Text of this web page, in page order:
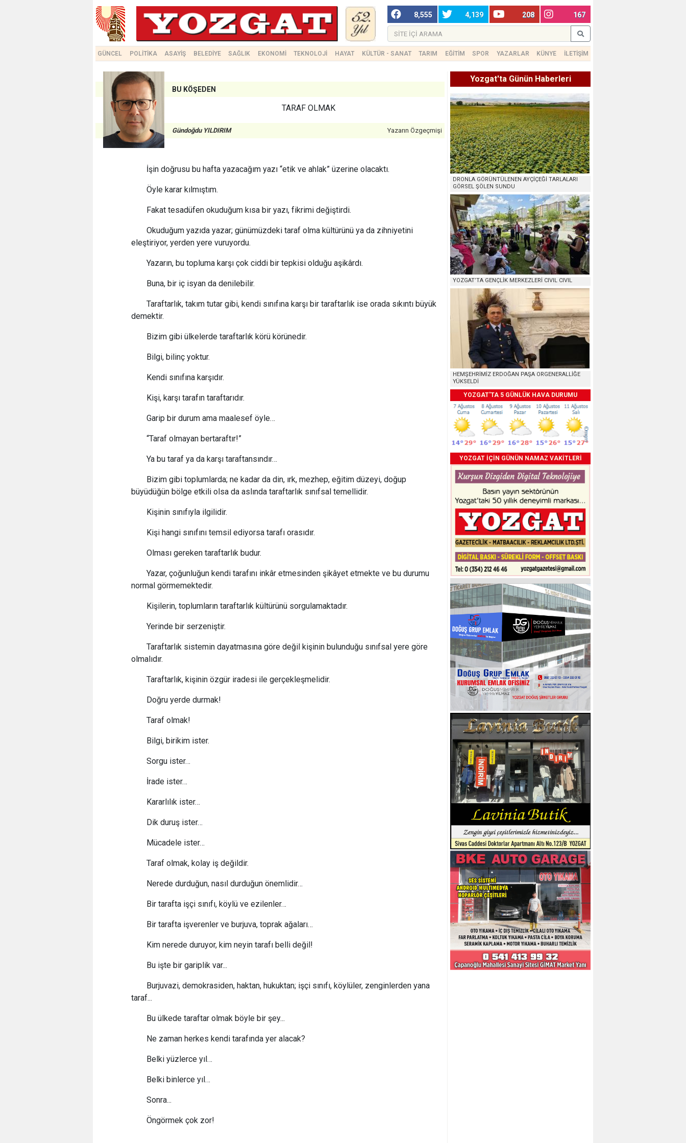
8,555 4,139 208 167
GÜNCEL POLİTİKA ASAYİŞ BELEDİYE SAĞLIK EKONOMİ TEKNOLOJİ HAYAT KÜLTÜR - SANAT TARIM EĞİTİM SPOR YAZARLAR KÜNYE İLETİŞİM
BU KÖŞEDEN
TARAF OLMAK
Gündoğdu YILDIRIM Yazarın Özgeçmişi
İşin doğrusu bu hafta yazacağım yazı “etik ve ahlak” üzerine olacaktı.
Öyle karar kılmıştım.
Fakat tesadüfen okuduğum kısa bir yazı, fikrimi değiştirdi.
Okuduğum yazıda yazar; günümüzdeki taraf olma kültürünü ya da zihniyetini
eleştiriyor, yerden yere vuruyordu.
Yazarın, bu topluma karşı çok ciddi bir tepkisi olduğu aşikârdı.
Buna, bir iç isyan da denilebilir.
Taraftarlık, takım tutar gibi, kendi sınıfına karşı bir taraftarlık ise orada sıkıntı büyük
demektir.
Bizim gibi ülkelerde taraftarlık körü körünedir.
Bilgi, bilinç yoktur.
Kendi sınıfına karşıdır.
Kişi, karşı tarafın taraftarıdır.
Garip bir durum ama maalesef öyle…
“Taraf olmayan bertaraftır!”
Ya bu taraf ya da karşı taraftansındır…
Bizim gibi toplumlarda; ne kadar da din, ırk, mezhep, eğitim düzeyi, doğup
büyüdüğün bölge etkili olsa da aslında taraftarlık sınıfsal temellidir.
Kişinin sınıfıyla ilgilidir.
Kişi hangi sınıfını temsil ediyorsa tarafı orasıdır.
Olması gereken taraftarlık budur.
Yazar, çoğunluğun kendi tarafını inkâr etmesinden şikâyet etmekte ve bu durumu
normal görmemektedir.
Kişilerin, toplumların taraftarlık kültürünü sorgulamaktadır.
Yerinde bir serzeniştir.
Taraftarlık sistemin dayatmasına göre değil kişinin bulunduğu sınıfsal yere göre
olmalıdır.
Taraftarlık, kişinin özgür iradesi ile gerçekleşmelidir.
Doğru yerde durmak!
Taraf olmak!
Bilgi, birikim ister.
Sorgu ister…
İrade ister…
Kararlılık ister…
Dik duruş ister…
Mücadele ister…
Taraf olmak, kolay iş değildir.
Nerede durduğun, nasıl durduğun önemlidir…
Bir tarafta işçi sınıfı, köylü ve ezilenler…
Bir tarafta işverenler ve burjuva, toprak ağaları…
Kim nerede duruyor, kim neyin tarafı belli değil!
Bu işte bir gariplik var...
Burjuvazi, demokrasiden, haktan, hukuktan; işçi sınıfı, köylüler, zenginlerden yana
taraf...
Bu ülkede taraftar olmak böyle bir şey...
Ne zaman herkes kendi tarafında yer alacak?
Belki yüzlerce yıl…
Belki binlerce yıl…
Sonra...
Öngörmek çok zor!
Yozgat'ta Günün Haberleri
DRONLA GÖRÜNTÜLENEN AYÇİÇEĞİ TARLALARI
GÖRSEL ŞÖLEN SUNDU
YOZGAT’TA GENÇLİK MERKEZLERİ CIVIL CIVIL
HEMŞEHRİMİZ ERDOĞAN PAŞA ORGENERALLİĞE
YÜKSELDİ
YOZGAT'TA 5 GÜNLÜK HAVA DURUMU
YOZGAT İÇİN GÜNÜN NAMAZ VAKİTLERİ